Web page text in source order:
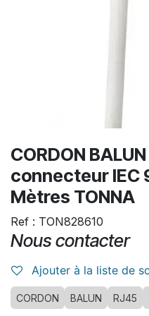
CORDON
connecteur IEC
Mètres TONNA
Ref : TON828610
Nous contacter
Ajouter à la liste de
CORDON BALUN RJ45